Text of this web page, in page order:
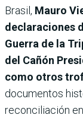
Brasil, Mauro
declaraciones
Guerra de la
del Cañón
como otros
documentos
reconciliación